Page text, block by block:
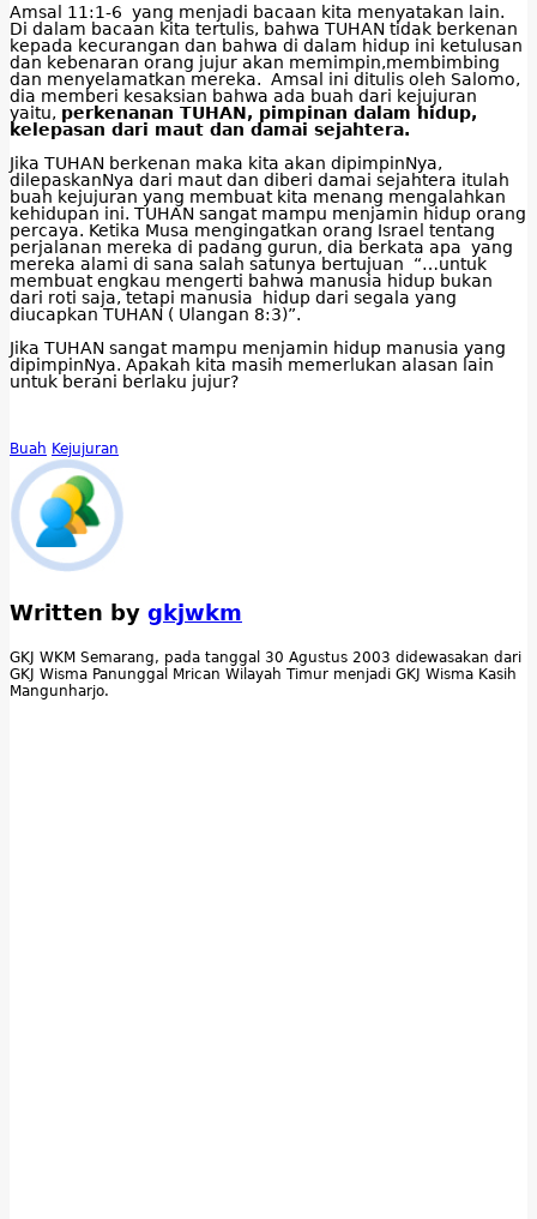
Amsal 11:1-6 yang menjadi bacaan kita menyatakan lain.
Di dalam bacaan kita tertulis, bahwa TUHAN tidak berkenan
kepada kecurangan dan bahwa di dalam hidup ini ketulusan
dan kebenaran orang jujur akan memimpin,membimbing
dan menyelamatkan mereka. Amsal ini ditulis oleh Salomo,
dia memberi kesaksian bahwa ada buah dari kejujuran
yaitu, perkenanan TUHAN, pimpinan dalam hidup,
kelepasan dari maut dan damai sejahtera.
Jika TUHAN berkenan maka kita akan dipimpinNya,
dilepaskanNya dari maut dan diberi damai sejahtera itulah
buah kejujuran yang membuat kita menang mengalahkan
kehidupan ini. TUHAN sangat mampu menjamin hidup orang
percaya. Ketika Musa mengingatkan orang Israel tentang
perjalanan mereka di padang gurun, dia berkata apa yang
mereka alami di sana salah satunya bertujuan “…untuk
membuat engkau mengerti bahwa manusia hidup bukan
dari roti saja, tetapi manusia hidup dari segala yang
diucapkan TUHAN ( Ulangan 8:3)”.
Jika TUHAN sangat mampu menjamin hidup manusia yang
dipimpinNya. Apakah kita masih memerlukan alasan lain
untuk berani berlaku jujur?
Buah Kejujuran
Written by gkjwkm
GKJ WKM Semarang, pada tanggal 30 Agustus 2003 didewasakan dari
GKJ Wisma Panunggal Mrican Wilayah Timur menjadi GKJ Wisma Kasih
Mangunharjo.